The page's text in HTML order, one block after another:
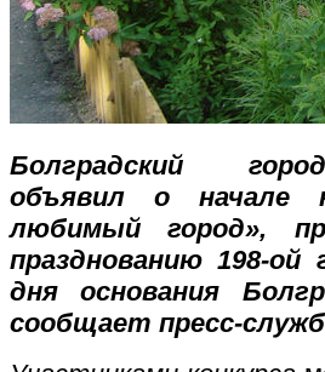
Болградский
объявил о начале
любимый город»,
празднованию 198-
дня основания
сообщает пресс-